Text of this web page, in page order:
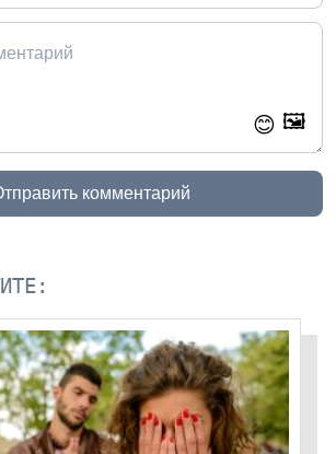
😊 🖼️
комментарий